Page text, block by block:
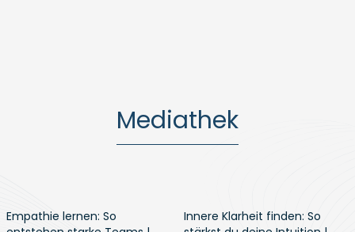
Mediathek
Empathie lernen: So
Innere Klarheit finden: So